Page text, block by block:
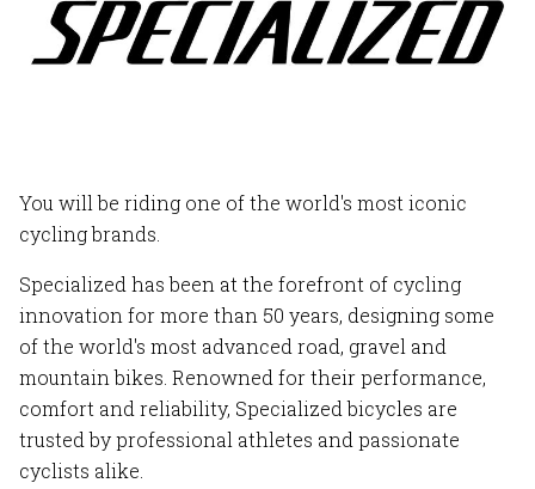
You will be riding one of the world's most iconic
cycling brands.
Specialized has been at the forefront of cycling
innovation for more than 50 years, designing some
of the world's most advanced road, gravel and
mountain bikes. Renowned for their performance,
comfort and reliability, Specialized bicycles are
trusted by professional athletes and passionate
cyclists alike.